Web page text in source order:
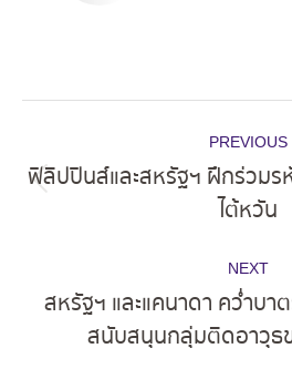
navigation
PREVIOUS
post:
ฟิลิปปินส์และสหรัฐฯ ฝึกร่วมร
ไต้หวัน
NEXT
post:
สหรัฐฯ และแคนาดา คว่ำบ
สนับสนุนกลุ่มติดอาวุธ